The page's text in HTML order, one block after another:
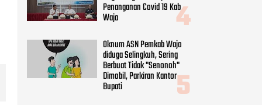
CATEGORIES
Adv DPRD Wajo (248)
Adv.daerah (797)
(41)